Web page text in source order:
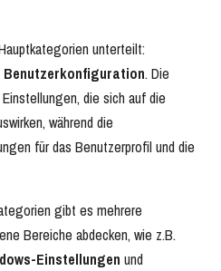
unterteilt:
Benutzerkonfiguration. Die
die sich auf die
während die
für das Benutzerprofil und die
gibt es mehrere
Bereiche abdecken, wie z.B.
Einstellungen und